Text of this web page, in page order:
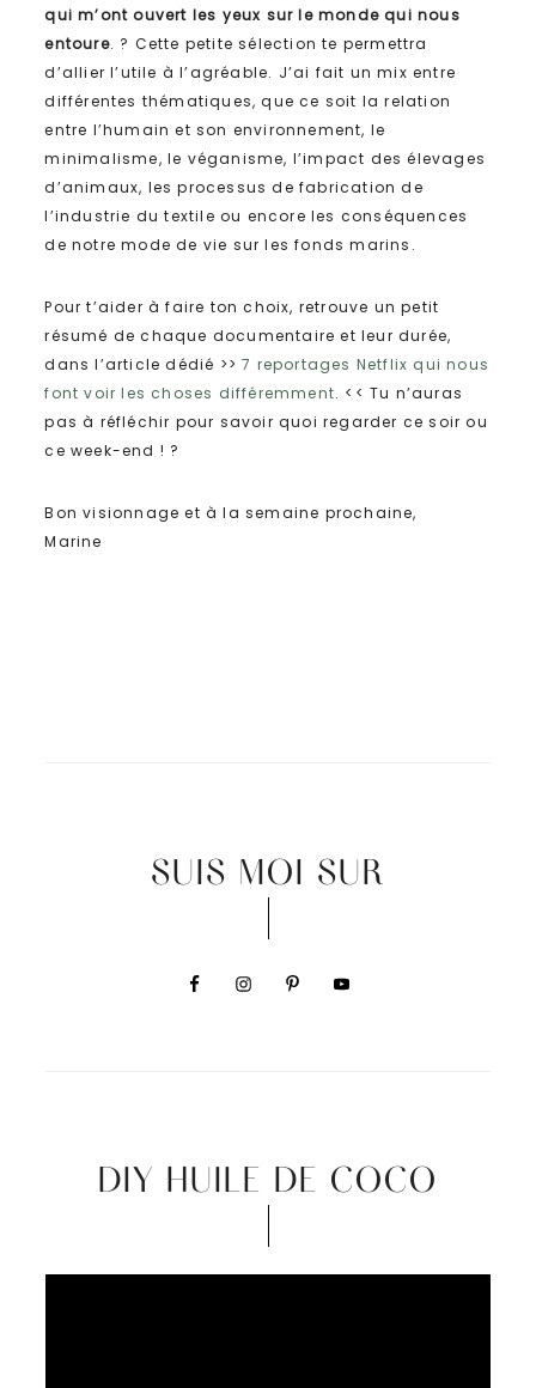
qui m’ont ouvert les yeux sur le monde qui nous
entoure. ? Cette petite sélection te permettra
d’allier l’utile à l’agréable. J’ai fait un mix entre
différentes thématiques, que ce soit la relation
entre l’humain et son environnement, le
minimalisme, le véganisme, l’impact des élevages
d’animaux, les processus de fabrication de
l’industrie du textile ou encore les conséquences
de notre mode de vie sur les fonds marins.
Pour t’aider à faire ton choix, retrouve un petit
résumé de chaque documentaire et leur durée,
dans l’article dédié >>7 reportages Netflix qui nous
font voir les choses différemment. << Tu n’auras
pas à réfléchir pour savoir quoi regarder ce soir ou
ce week-end ! ?
Bon visionnage et à la semaine prochaine,
Marine
SUIS MOI SUR
DIY HUILE DE COCO